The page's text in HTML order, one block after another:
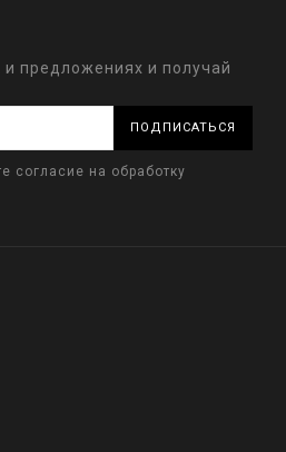
предложениях и получай
ПОДПИСАТЬСЯ
согласие на обработку